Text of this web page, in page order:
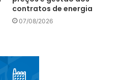
de prateleira
contratos de energia
07/08/2026